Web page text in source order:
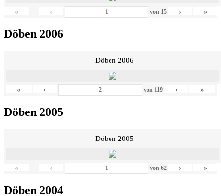
« ‹ von 15 › »
Döben 2006
Döben 2006
« ‹ von 119 › »
Döben 2005
Döben 2005
« ‹ von 62 › »
Döben 2004